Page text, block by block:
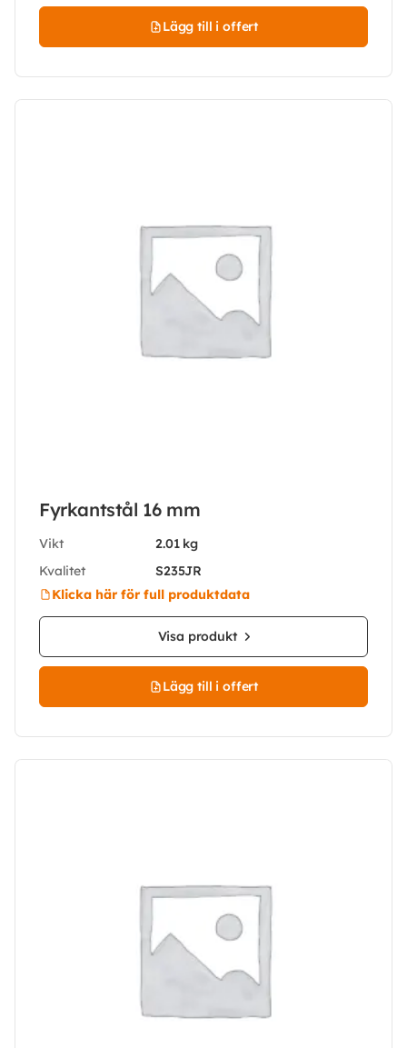
Lägg till i offert
Fyrkantstål 16 mm
Vikt
2.01 kg
Kvalitet
S235JR
Klicka här för full produktdata
Visa produkt
Lägg till i offert